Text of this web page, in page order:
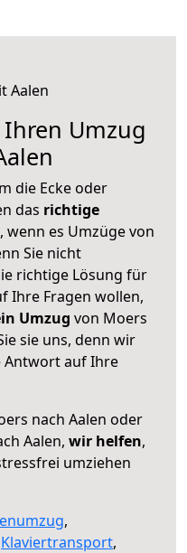
Umzug
die Ecke oder
das richtige
wenn es Umzüge von
Sie nicht
richtige Lösung für
Ihre Fragen wollen,
Umzug von Moers
sie uns, denn wir
Antwort auf Ihre
nach Aalen oder
Aalen, wir helfen,
umziehen
,
Klaviertransport,